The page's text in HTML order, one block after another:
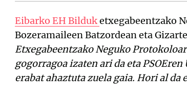
Eibarko EH Bilduketxegabeentzako
Bozeramaileen Batzordean eta
Etxegabeentzako Neguko
gogorragoa izaten ari da eta
erabat ahaztuta zuela gaia. Hori al